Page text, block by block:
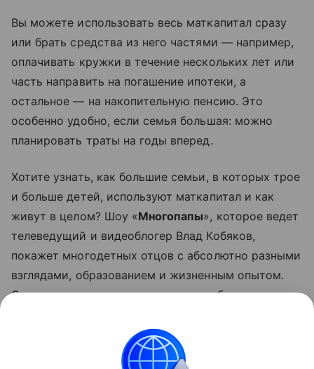
Вы можете использовать весь маткапитал сразу
или брать средства из него частями — например,
оплачивать кружки в течение нескольких лет или
часть направить на погашение ипотеки, а
остальное — на накопительную пенсию. Это
особенно удобно, если семья большая: можно
планировать траты на годы вперед.
Хотите узнать, как большие семьи, в которых трое
и больше детей, используют маткапитал и как
живут в целом? Шоу «Многопапы», которое ведет
телеведущий и видеоблогер Влад Кобяков,
покажет многодетных отцов с абсолютно разными
взглядами, образованием и жизненным опытом.
Суперпапы из крупных городов и небольших сел
детей, возят их на кружки и готовят обеды. И в
чем все-таки секрет отцовского счастья.